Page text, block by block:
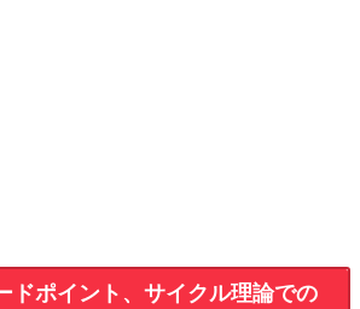
ドポイント、サイクル理論での